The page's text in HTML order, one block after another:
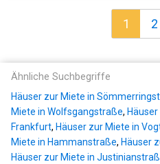
1 2
Ähnliche Suchbegriffe
Häuser zur Miete in
Miete in Wolfsgangstraße,
Frankfurt, Häuser zur Miete in
Miete in Hammanstraße, Häuser
Häuser zur Miete in